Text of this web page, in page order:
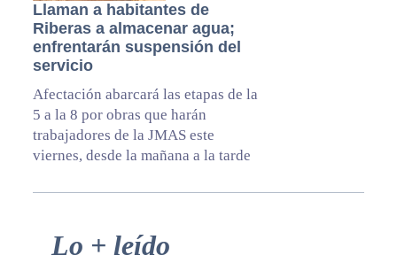
Llaman a habitantes de
Riberas a almacenar agua;
enfrentarán suspensión del
servicio
Afectación abarcará las etapas de la
5 a la 8 por obras que harán
trabajadores de la JMAS este
viernes, desde la mañana a la tarde
Primary
Lo + leído